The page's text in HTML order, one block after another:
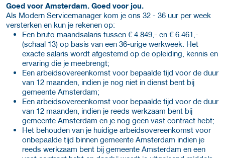
Goed voor Amsterdam. Goed voor jou.
Als Modern Servicemanager kom je ons 32 - 36 uur per week
versterken en kun je rekenen op:
Een bruto maandsalaris tussen € 4.849,- en € 6.461,-
(schaal 13) op basis van een 36-urige werkweek. Het
exacte salaris wordt afgestemd op de opleiding, kennis en
ervaring die je meebrengt;
Een arbeidsovereenkomst voor bepaalde tijd voor de duur
van 12 maanden, indien je nog niet in dienst bent bij
gemeente Amsterdam;
Een arbeidsovereenkomst voor bepaalde tijd voor de duur
van 12 maanden, indien je reeds werkzaam bent bij
gemeente Amsterdam en je nog geen vast contract hebt;
Het behouden van je huidige arbeidsovereenkomst voor
onbepaalde tijd binnen gemeente Amsterdam indien je
reeds werkzaam bent bij gemeente Amsterdam en een